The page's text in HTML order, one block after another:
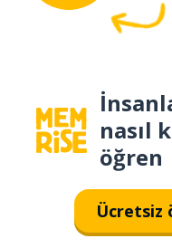
nasıl
öğren
Ücretsiz